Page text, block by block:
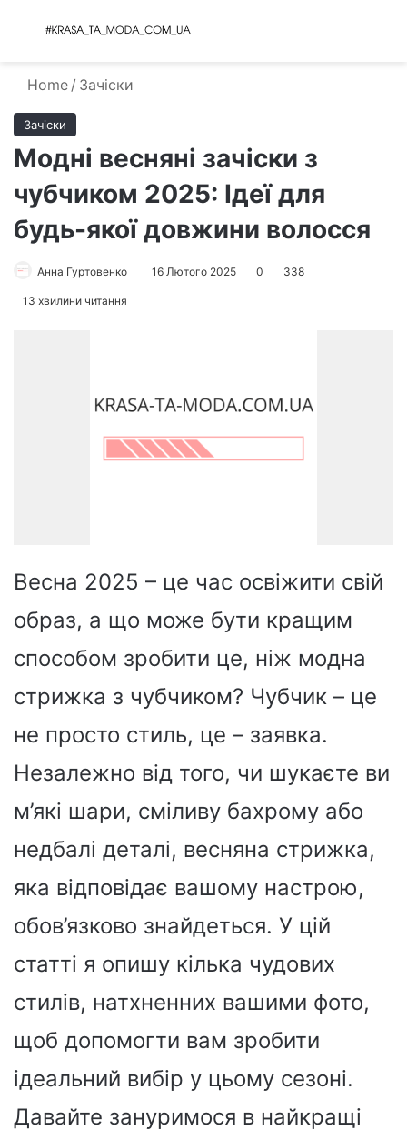
Menu
Home / Зачіски
Зачіски
Модні весняні зачіски з
чубчиком 2025: Ідеї для
будь-якої довжини волосся
Анна Гуртовенко 16 Лютого 2025 0 338
13 хвилини читання
Весна 2025 – це час освіжити свій
образ, а що може бути кращим
способом зробити це, ніж модна
стрижка з чубчиком? Чубчик – це
не просто стиль, це – заявка.
Незалежно від того, чи шукаєте ви
м’які шари, сміливу бахрому або
недбалі деталі, весняна стрижка,
яка відповідає вашому настрою,
обов’язково знайдеться. У цій
статті я опишу кілька чудових
стилів, натхненних вашими фото,
щоб допомогти вам зробити
ідеальний вибір у цьому сезоні.
Давайте зануримося в найкращі